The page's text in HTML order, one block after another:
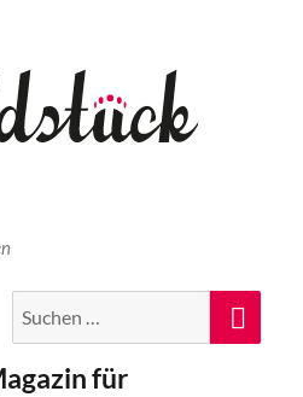
nach:
für